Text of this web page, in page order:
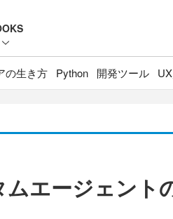
の生き方 Python 開発ツール
エージェント